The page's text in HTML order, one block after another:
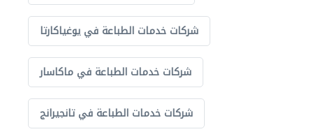
شركات خدمات الطباعة في يوغياكارتا
شركات خدمات الطباعة في ماكاسار
شركات خدمات الطباعة في تانجيرانج